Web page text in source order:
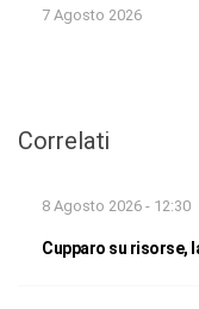
7 Agosto 2026
Correlati
8 Agosto 2026 - 12:30
Cupparo su risorse,